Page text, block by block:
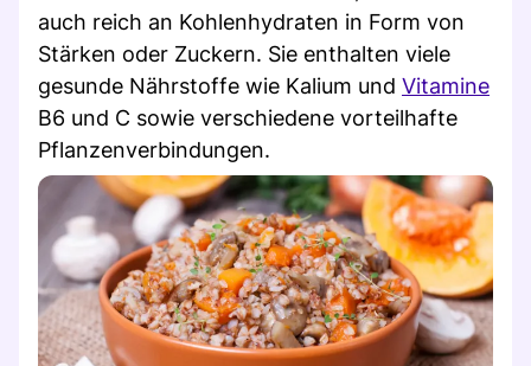
auch reich an Kohlenhydraten in Form von
Stärken oder Zuckern. Sie enthalten viele
gesunde Nährstoffe wie Kalium und Vitamine
B6 und C sowie verschiedene vorteilhafte
Pflanzenverbindungen.